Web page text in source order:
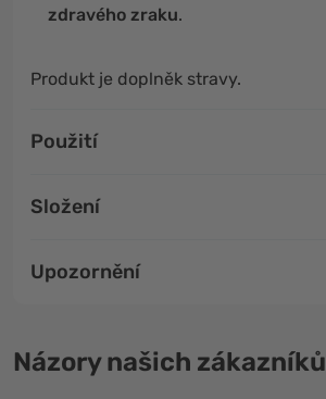
zdravého zraku.
Produkt je doplněk stravy.
Použití
Složení
Upozornění
Názory našich zákazníků